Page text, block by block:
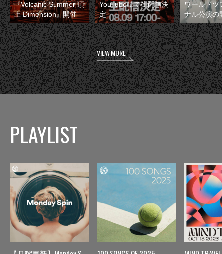
『Volcanic Summer 頂
上 Dimension』開催
YouTubeにて生配信決
定
ワールドツ
ナル公演の
VIEW MORE
PLAYLIST